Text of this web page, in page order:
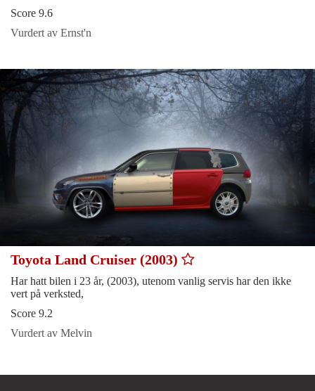
Score 9.6
Vurdert av Ernst'n
Toyota Land Cruiser (2003)
Har hatt bilen i 23 år, (2003), utenom vanlig servis har den ikke
vert på verksted,
Score 9.2
Vurdert av Melvin